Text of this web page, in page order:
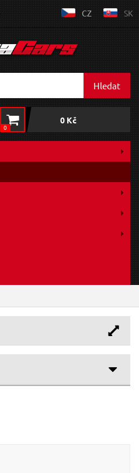
CZ SK
Hledat
0
0 Kč